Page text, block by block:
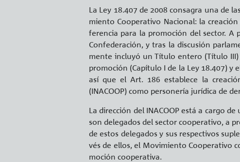
La Ley 18.407 de 2008 con­sa­gra una de
mien­to Coope­ra­ti­vo Na­cio­nal: la
fe­ren­cia para la pro­mo­ción del sec­tor.
Con­fe­de­ra­ción, y tras la dis­cu­sión
men­te in­clu­yó un Tí­tu­lo en­te­ro (Tí­tu­lo
pro­mo­ción (Ca­pí­tu­lo I de la Ley 18.407) y
así que el Art. 186 es­ta­ble­ce la
(INACOOP) como per­so­ne­ría ju­rí­di­ca de
La di­rec­ción del INACOOP está a cargo
son de­le­ga­dos del sec­tor coope­ra­ti­vo, a
de estos de­le­ga­dos y sus res­pec­ti­vos
vés de ellos, el Mo­vi­mien­to Coope­ra­ti­vo
mo­ción coope­ra­ti­va.